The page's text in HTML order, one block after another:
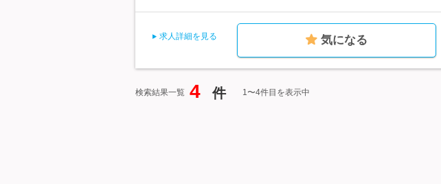
求人詳細を見る 気になる
検索結果一覧 4 件 1〜4件目を表示中